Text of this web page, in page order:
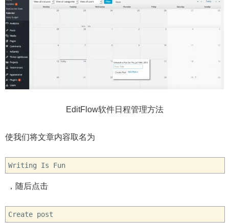
EditFlow软件日程管理方法
使我们将文章内容取名为
Writing Is Fun
，随后点击
Create post